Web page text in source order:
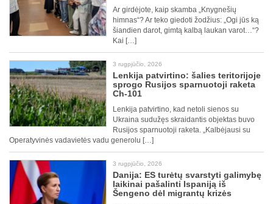
Ar girdėjote, kaip skamba „Knygnešių
himnas“? Ar teko giedoti žodžius: „Ogi jūs ką
šiandien darot, gimtą kalbą laukan varot…“?
Kai […]
3 rugpjūčio, 2026
Lenkija patvirtino: šalies teritorijoje
sprogo Rusijos sparnuotoji raketa
Ch-101
Lenkija patvirtino, kad netoli sienos su
Ukraina sudužęs skraidantis objektas buvo
Rusijos sparnuotoji raketa. „Kalbėjausi su
Operatyvinės vadavietės vadu generolu […]
3 rugpjūčio, 2026
Danija: ES turėtų svarstyti galimybę
laikinai pašalinti Ispaniją iš
Šengeno dėl migrantų krizės